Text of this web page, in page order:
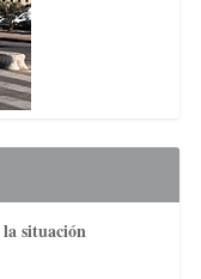
situación